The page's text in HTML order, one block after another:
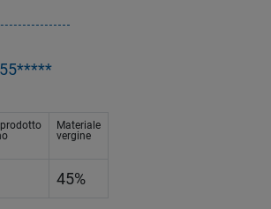
Materiale
vergine
45%